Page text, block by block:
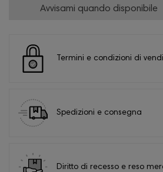
Avvisami quando disponibile
Termini e condizioni di
Spedizioni e consegna
Diritto di recesso e reso